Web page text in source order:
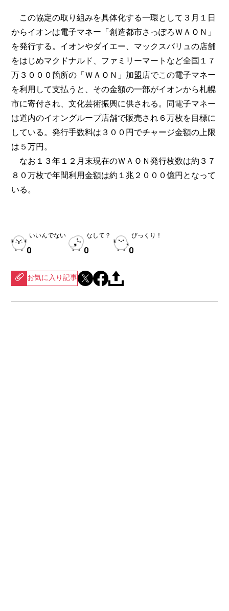
この協定の取り組みを具体化する一環として３月１日
からイオンは電子マネー「創造都市さっぽろＷＡＯＮ」
を発行する。イオンやダイエー、マックスバリュの店舗
をはじめマクドナルド、ファミリーマートなど全国１７
万３０００箇所の「ＷＡＯＮ」加盟店でこの電子マネー
を利用して支払うと、その金額の一部がイオンから札幌
市に寄付され、文化芸術振興に供される。同電子マネー
は道内のイオングループ店舗で販売され６万枚を目標に
している。発行手数料は３００円でチャージ金額の上限
は５万円。
なお１３年１２月末現在のＷＡＯＮ発行枚数は約３７
８０万枚で年間利用金額は約１兆２０００億円となって
いる。
いいんでない
0
なして？
0
びっくり！
0
お気に入り記事